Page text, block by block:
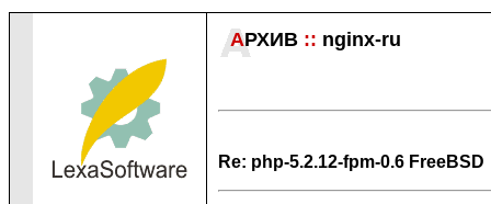
АРХИВ :: nginx-ru
Re: php-5.2.12-fpm-0.6 FreeBSD